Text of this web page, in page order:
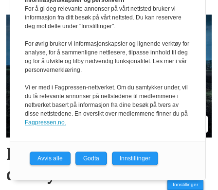
Hvilke merker er størst i
ditt fylke?
Innstillinger
For å gi deg relevante annonser på vårt nettsted bruker vi
informasjon fra ditt besøk på vårt nettsted. Du kan reservere
deg mot dette under "Innstillinger".
For øvrig bruker vi informasjonskapsler og lignende verktøy for
analyse, for å sammenligne nettlesere, tilpasse innhold til deg
og for å utvikle og tilby nødvendig funksjonalitet. Les mer i vår
personvernerklæring.
Vi er med i Fagpressen-nettverket. Om du samtykker under, vil
du få relevante annonser på nettstedene til medlemmene i
nettverket basert på informasjon fra dine besøk på tvers av
disse nettstedene. En oversikt over medlemmene finner du på
Fagpressen.no.
Avvis alle Godta Innstillinger